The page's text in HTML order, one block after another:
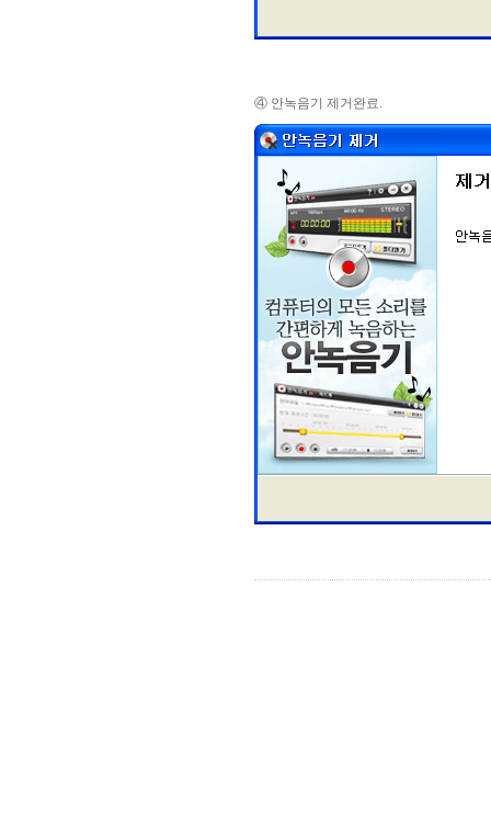
④ 안녹음기 제거완료.